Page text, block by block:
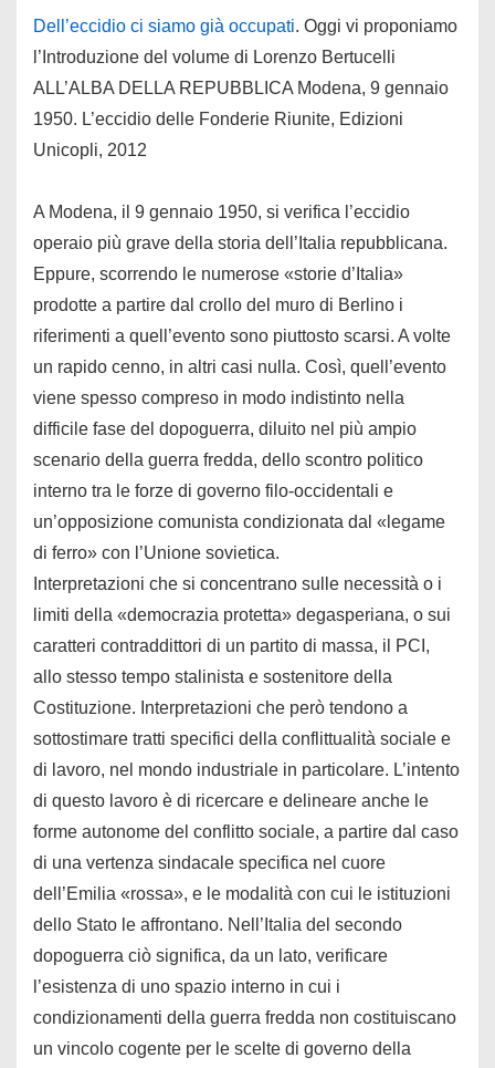
Dell’eccidio ci siamo già occupati. Oggi vi proponiamo
l’Introduzione del volume di Lorenzo Bertucelli
ALL’ALBA DELLA REPUBBLICA Modena, 9 gennaio
1950. L’eccidio delle Fonderie Riunite, Edizioni
Unicopli, 2012
A Modena, il 9 gennaio 1950, si verifica l’eccidio
operaio più grave della storia dell’Italia repubblicana.
Eppure, scorrendo le numerose «storie d’Italia»
prodotte a partire dal crollo del muro di Berlino i
riferimenti a quell’evento sono piuttosto scarsi. A volte
un rapido cenno, in altri casi nulla. Così, quell’evento
viene spesso compreso in modo indistinto nella
difficile fase del dopoguerra, diluito nel più ampio
scenario della guerra fredda, dello scontro politico
interno tra le forze di governo filo-occidentali e
un’opposizione comunista condizionata dal «legame
di ferro» con l’Unione sovietica.
Interpretazioni che si concentrano sulle necessità o i
limiti della «democrazia protetta» degasperiana, o sui
caratteri contraddittori di un partito di massa, il PCI,
allo stesso tempo stalinista e sostenitore della
Costituzione. Interpretazioni che però tendono a
sottostimare tratti specifici della conflittualità sociale e
di lavoro, nel mondo industriale in particolare. L’intento
di questo lavoro è di ricercare e delineare anche le
forme autonome del conflitto sociale, a partire dal caso
di una vertenza sindacale specifica nel cuore
dell’Emilia «rossa», e le modalità con cui le istituzioni
dello Stato le affrontano. Nell’Italia del secondo
dopoguerra ciò significa, da un lato, verificare
l’esistenza di uno spazio interno in cui i
condizionamenti della guerra fredda non costituiscano
un vincolo cogente per le scelte di governo della